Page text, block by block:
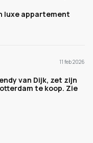
luxe appartement
11 feb 2026
van Dijk, zet zijn
te koop. Zie